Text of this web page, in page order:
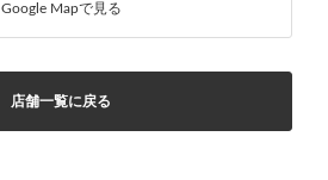
Google Mapで見る
店舗一覧に戻る